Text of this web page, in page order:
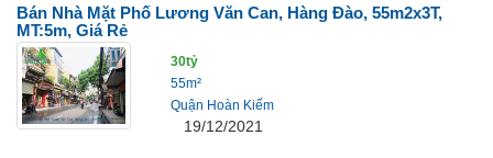
Bán Nhà Mặt Phố Lương Văn Can, Hàng Đào, 55m2x3T,
MT:5m, Giá Rẻ
30tỷ
55m²
Quận Hoàn Kiếm
19/12/2021